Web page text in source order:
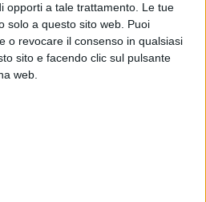
opporti a tale trattamento. Le tue
solo a questo sito web. Puoi
o revocare il consenso in qualsiasi
sito e facendo clic sul pulsante
web.
pomeriggio, si è pronunciato
la lista "Pittella presidente"
competizioni regionali del